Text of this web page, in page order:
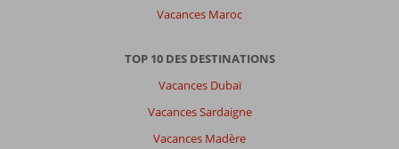
Vacances Maroc
TOP 10 DES DESTINATIONS
Vacances Dubaï
Vacances Sardaigne
Vacances Madère